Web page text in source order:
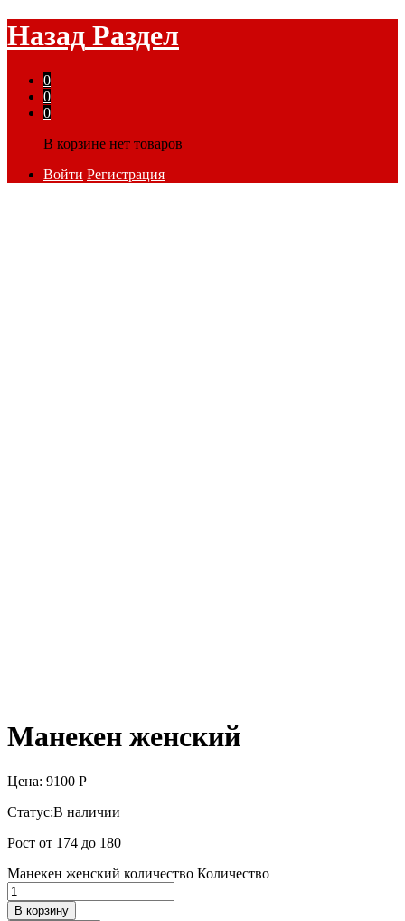
Назад Раздел
0
0
0
В корзине нет товаров
Войти Регистрация
Манекен женский
Цена: 9100 Р
Статус:В наличии
Рост от 174 до 180
Манекен женский количество Количество
В корзину